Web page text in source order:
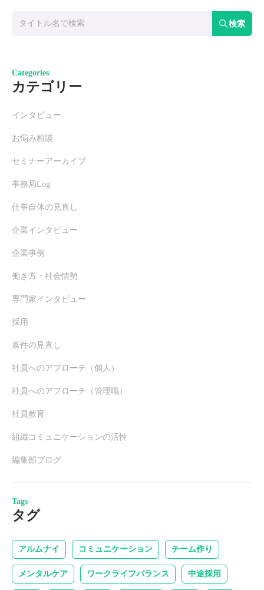
検索
Categories
カテゴリー
インタビュー
お悩み相談
セミナーアーカイブ
事務局Log
仕事自体の見直し
企業インタビュー
企業事例
働き方・社会情勢
専門家インタビュー
採用
条件の見直し
社員へのアプローチ（個人）
社員へのアプローチ（管理職）
社員教育
組織コミュニケーションの活性
編集部ブログ
Tags
タグ
アルムナイ コミュニケーション チーム作り
メンタルケア ワークライフバランス 中途採用